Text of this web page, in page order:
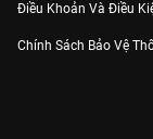
Điều Khoản Và Điều
Chính Sách Bảo Vệ